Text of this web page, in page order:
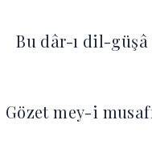
Bu dâr-ı dil-
Gözet mey-i